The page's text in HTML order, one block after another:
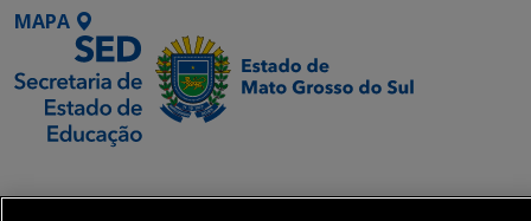
MAPA
Executiva de